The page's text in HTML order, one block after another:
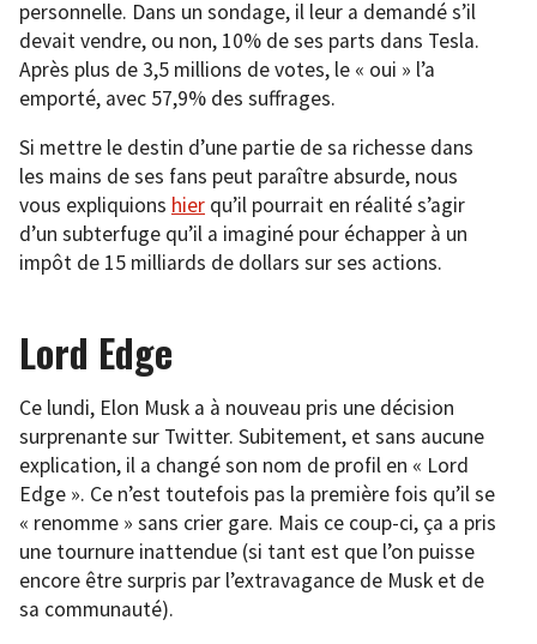
personnelle. Dans un sondage, il leur a demandé s’il
devait vendre, ou non, 10% de ses parts dans Tesla.
Après plus de 3,5 millions de votes, le « oui » l’a
emporté, avec 57,9% des suffrages.
Si mettre le destin d’une partie de sa richesse dans
les mains de ses fans peut paraître absurde, nous
vous expliquions hier qu’il pourrait en réalité s’agir
d’un subterfuge qu’il a imaginé pour échapper à un
impôt de 15 milliards de dollars sur ses actions.
Lord Edge
Ce lundi, Elon Musk a à nouveau pris une décision
surprenante sur Twitter. Subitement, et sans aucune
explication, il a changé son nom de profil en « Lord
Edge ». Ce n’est toutefois pas la première fois qu’il se
« renomme » sans crier gare. Mais ce coup-ci, ça a pris
une tournure inattendue (si tant est que l’on puisse
encore être surpris par l’extravagance de Musk et de
sa communauté).